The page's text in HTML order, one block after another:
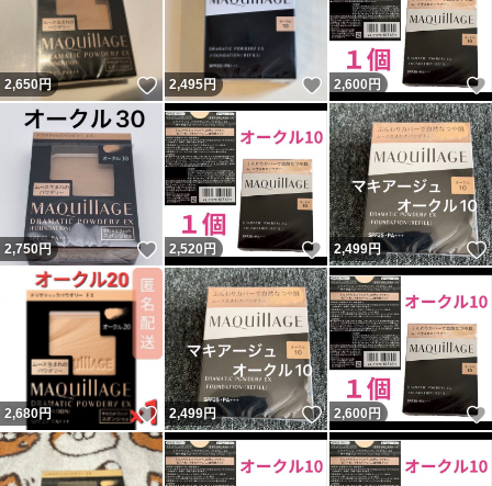
2,650円 いいね！
2,495円 いいね！
2,600 円
2,750円 いいね！
2,520 円 いいね！
2,499円
2,680円 いいね！
2,499円 いいね！
2,600 円